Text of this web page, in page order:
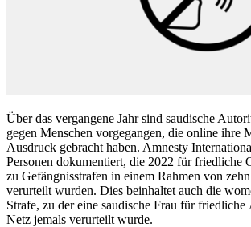
Über das vergangene Jahr sind saudische
gegen Menschen vorgegangen, die online ihre
Ausdruck gebracht haben. Amnesty
Personen dokumentiert, die 2022 für friedliche
zu Gefängnisstrafen in einem Rahmen von
verurteilt wurden. Dies beinhaltet auch die
Strafe, zu der eine saudische Frau für
Netz jemals verurteilt wurde.